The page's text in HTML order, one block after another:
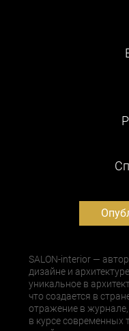
SALON-interior —
дизайне и
уникальное в
что создается в
отражение в
в курсе современных